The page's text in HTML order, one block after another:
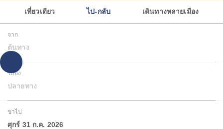
เที่ยวเดียว ไป-กลับ เดินทางหลายเมือง
จาก
ต้นทาง
ไปยัง
ปลายทาง
ขาไป
ศุกร์ 31 ก.ค. 2026